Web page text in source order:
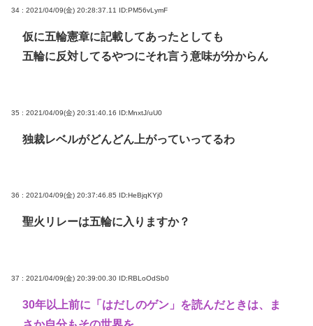
34 : 2021/04/09(金) 20:28:37.11 ID:PM56vLymF
仮に五輪憲章に記載してあったとしても
五輪に反対してるやつにそれ言う意味が分からん
35 : 2021/04/09(金) 20:31:40.16 ID:MnxtJ/uU0
独裁レベルがどんどん上がっていってるわ
36 : 2021/04/09(金) 20:37:46.85 ID:HeBjqKYj0
聖火リレーは五輪に入りますか？
37 : 2021/04/09(金) 20:39:00.30 ID:RBLoOdSb0
30年以上前に「はだしのゲン」を読んだときは、ま